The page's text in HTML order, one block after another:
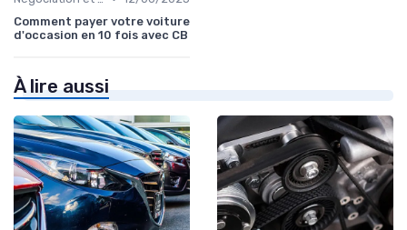
Comment payer votre voiture
d'occasion en 10 fois avec CB
À lire aussi